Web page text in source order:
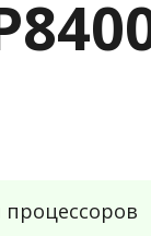
процессоров